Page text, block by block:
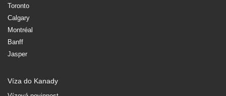
Toronto
Calgary
Montréal
Banff
Jasper
Víza do Kanady